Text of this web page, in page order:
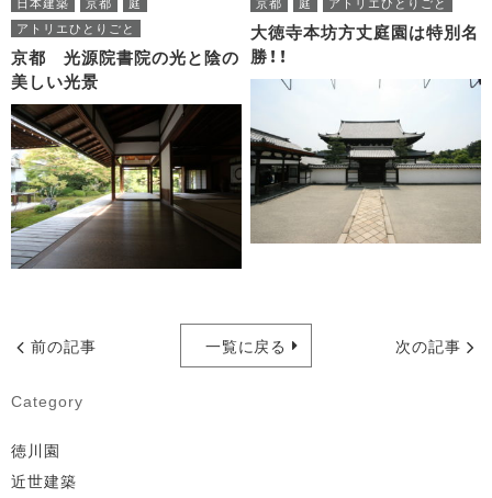
アトリエひとりごと
京都 光源院書院の光と陰の
美しい光景
大徳寺本坊方丈庭園は特別名
勝！！
前の記事 一覧に戻る 次の記事
Category
徳川園
近世建築